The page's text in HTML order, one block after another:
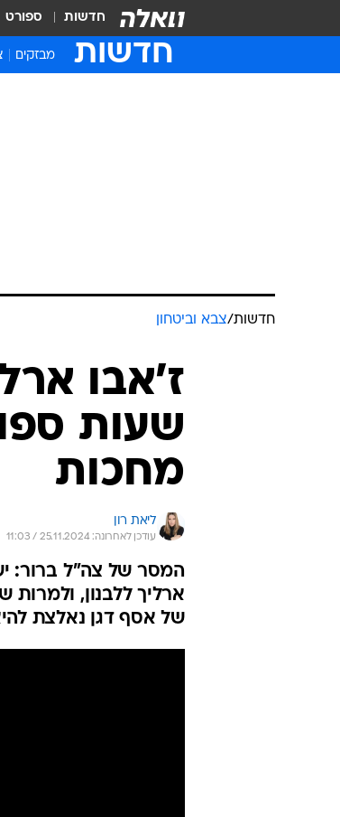
חדשות ספורט
חדשות מבזקים
חדשות/צבא וביטחון
ז'אבו
שעות
מחכות
ליאת רון
עודכן לאחרונה: 25.11.2024 / 11:03
המסר של צה"ל ברור:
ארליך ללבנון,
של אסף דגן נאלצת